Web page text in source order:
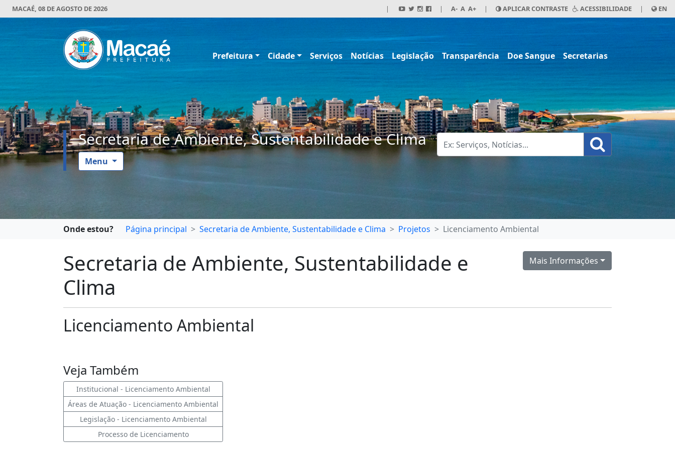
MACAÉ, 08 DE AGOSTO DE 2026 | | A- A A+ | APLICAR CONTRASTE ACESSIBILIDADE | EN
Prefeitura Cidade Serviços Notícias Legislação Transparência Doe Sangue Secretarias
Secretaria de Ambiente, Sustentabilidade e Clima
Menu
Onde estou? Página principal Secretaria de Ambiente, Sustentabilidade e Clima Projetos Licenciamento Ambiental
Mais Informações
Secretaria de Ambiente, Sustentabilidade e
Clima
Licenciamento Ambiental
Veja Também
Institucional - Licenciamento Ambiental
Áreas de Atuação - Licenciamento Ambiental
Legislação - Licenciamento Ambiental
Processo de Licenciamento